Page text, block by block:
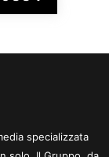
specializzata